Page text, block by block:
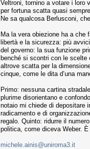
Veltroni, tornino a votare i loro
per fortuna scatta quasi
Ne sa qualcosa Berlusconi,
Ma la vera obiezione ha a che
libertà e la sicurezza: più
del governo: la sua funzione
benché si scontri con le scelte
altrove scatta per la
cinque, come le dita d’una
Primo: nessuna cartina
plurime disorientano e
notaio mi chiede di depositare
radicamento e di
regalo. Quinto: ridurre il
politica, come diceva Weber. È
michele.ainis@uniroma3.it